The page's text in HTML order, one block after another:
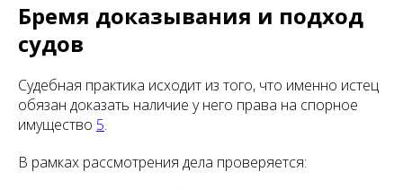
Бремя доказывания и подход
судов
Судебная практика исходит из того, что именно истец
обязан доказать наличие у него права на спорное
имущество 5.
В рамках рассмотрения дела проверяется: